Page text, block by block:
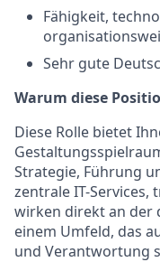
Fähigkeit,
Sehr gute
Warum diese
Diese Rolle bietet
Strategie, Führung
zentrale IT-
wirken direkt an der
einem Umfeld, das
und Verantwortung